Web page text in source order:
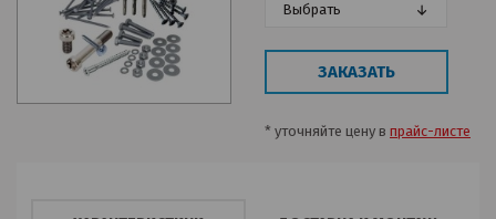
Выбрать
ЗАКАЗАТЬ
* уточняйте цену в прайс-листе